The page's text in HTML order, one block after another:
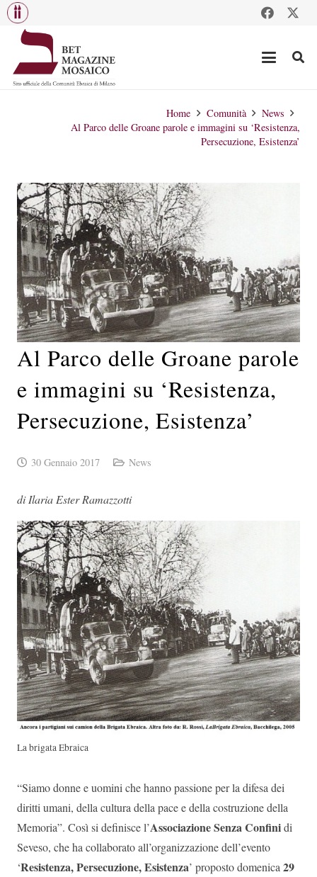
Home Comunità
News
Al Parco delle Groane parole e immagini su ‘Resistenza,
Persecuzione, Esistenza’
Al Parco delle Groane parole
e immagini su ‘Resistenza,
Persecuzione, Esistenza’
30 Gennaio 2017 News
di Ilaria Ester Ramazzotti
La brigata Ebraica
“Siamo donne e uomini che hanno passione per la difesa dei
diritti umani, della cultura della pace e della costruzione della
Memoria”. Così si definisce l’AssociazioneSenza Confinidi
Seveso, che ha collaborato all’organizzazione dell’evento
‘Resistenza,Persecuzione, Esistenza’ proposto domenica 29